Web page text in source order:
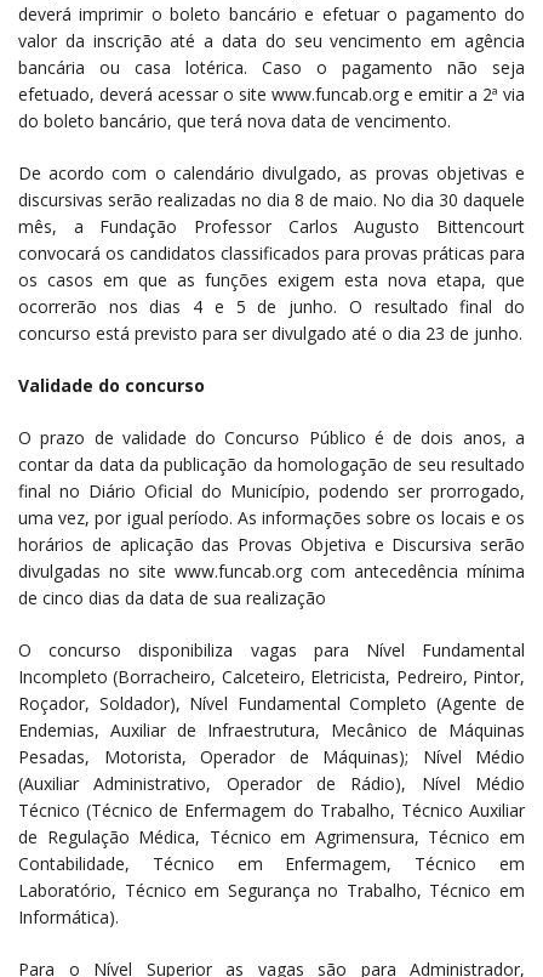
deverá imprimir o boleto bancário e efetuar o pagamento do
valor da inscrição até a data do seu vencimento em agência
bancária ou casa lotérica. Caso o pagamento não seja
efetuado, deverá acessar o site www.funcab.org e emitir a 2ª via
do boleto bancário, que terá nova data de vencimento.
De acordo com o calendário divulgado, as provas objetivas e
discursivas serão realizadas no dia 8 de maio. No dia 30 daquele
mês, a Fundação Professor Carlos Augusto Bittencourt
convocará os candidatos classificados para provas práticas para
os casos em que as funções exigem esta nova etapa, que
ocorrerão nos dias 4 e 5 de junho. O resultado final do
concurso está previsto para ser divulgado até o dia 23 de junho.
Validade do concurso
O prazo de validade do Concurso Público é de dois anos, a
contar da data da publicação da homologação de seu resultado
final no Diário Oficial do Município, podendo ser prorrogado,
uma vez, por igual período. As informações sobre os locais e os
horários de aplicação das Provas Objetiva e Discursiva serão
divulgadas no site www.funcab.org com antecedência mínima
de cinco dias da data de sua realização
O concurso disponibiliza vagas para Nível Fundamental
Incompleto (Borracheiro, Calceteiro, Eletricista, Pedreiro, Pintor,
Roçador, Soldador), Nível Fundamental Completo (Agente de
Endemias, Auxiliar de Infraestrutura, Mecânico de Máquinas
Pesadas, Motorista, Operador de Máquinas); Nível Médio
(Auxiliar Administrativo, Operador de Rádio), Nível Médio
Técnico (Técnico de Enfermagem do Trabalho, Técnico Auxiliar
de Regulação Médica, Técnico em Agrimensura, Técnico em
Contabilidade, Técnico em Enfermagem, Técnico em
Laboratório, Técnico em Segurança no Trabalho, Técnico em
Informática).
Para o Nível Superior as vagas são para Administrador,